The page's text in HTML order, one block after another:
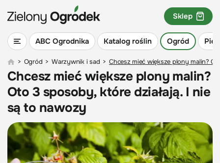
ABC Ogrodnika Katalog roślin Ogród
Sklep
> Ogród > Warzywnik i sad > Chcesz mieć większe plony malin?
Chcesz mieć większe plony malin?
Oto 3 sposoby, które działają. I nie
są to nawozy